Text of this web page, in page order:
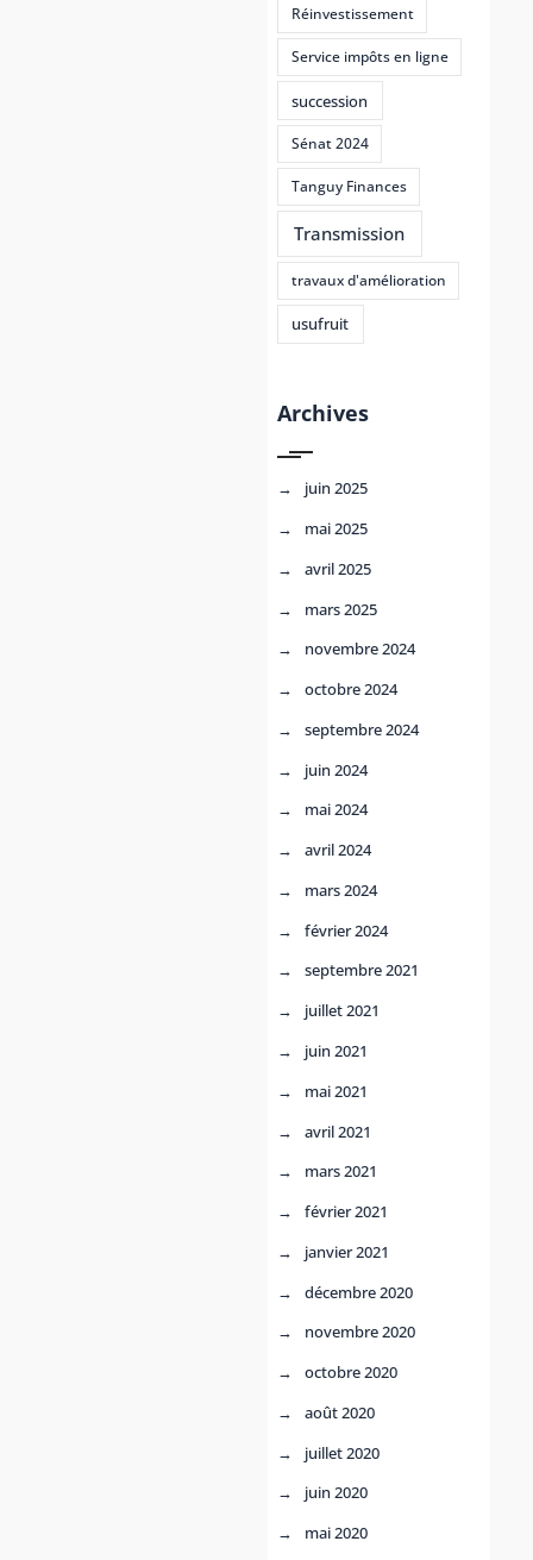
Réinvestissement
Service impôts en ligne
succession
Sénat 2024
Tanguy Finances
Transmission
travaux d'amélioration
usufruit
Archives
juin 2025
mai 2025
avril 2025
mars 2025
novembre 2024
octobre 2024
septembre 2024
juin 2024
mai 2024
avril 2024
mars 2024
février 2024
septembre 2021
juillet 2021
juin 2021
mai 2021
avril 2021
mars 2021
février 2021
janvier 2021
décembre 2020
novembre 2020
octobre 2020
août 2020
juillet 2020
juin 2020
mai 2020